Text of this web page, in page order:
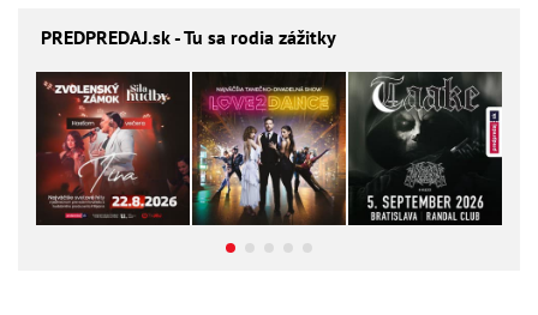
PREDPREDAJ.sk - Tu sa rodia zážitky